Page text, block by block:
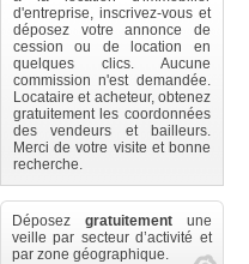
d'entreprise, inscrivez-vous et
déposez votre annonce de
cession ou de location en
quelques clics. Aucune
commission n'est demandée.
Locataire et acheteur, obtenez
gratuitement les coordonnées
des vendeurs et bailleurs.
Merci de votre visite et bonne
recherche.
Déposez gratuitement une
veille par secteur d’activité et
par zone géographique.